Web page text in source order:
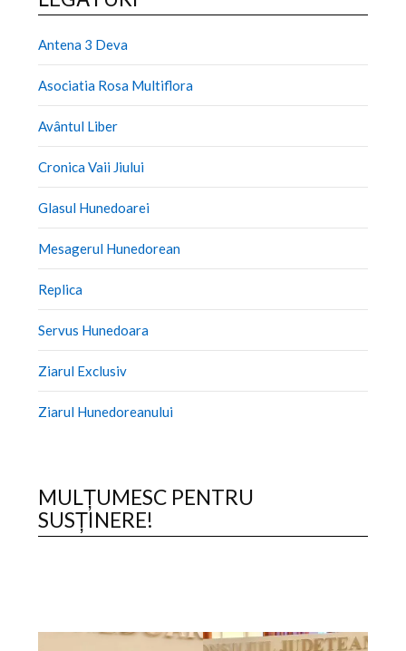
Antena 3 Deva
Asociatia Rosa Multiflora
Avântul Liber
Cronica Vaii Jiului
Glasul Hunedoarei
Mesagerul Hunedorean
Replica
Servus Hunedoara
Ziarul Exclusiv
Ziarul Hunedoreanului
MULȚUMESC PENTRU
SUSȚINERE!